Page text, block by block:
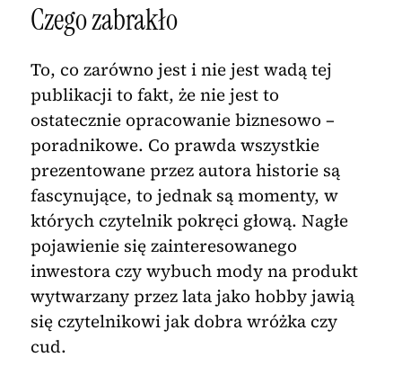
Czego zabrakło
To, co zarówno jest i nie jest wadą tej
publikacji to fakt, że nie jest to
ostatecznie opracowanie biznesowo –
poradnikowe. Co prawda wszystkie
prezentowane przez autora historie są
fascynujące, to jednak są momenty, w
których czytelnik pokręci głową. Nagłe
pojawienie się zainteresowanego
inwestora czy wybuch mody na produkt
wytwarzany przez lata jako hobby jawią
się czytelnikowi jak dobra wróżka czy
cud.